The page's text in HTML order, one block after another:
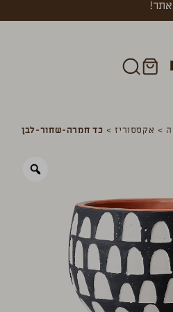
> אקססוריז> כד חמרה-שחור-לבן